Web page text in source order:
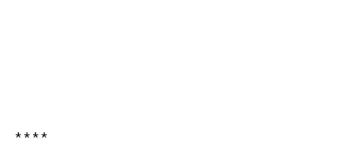
* * * *